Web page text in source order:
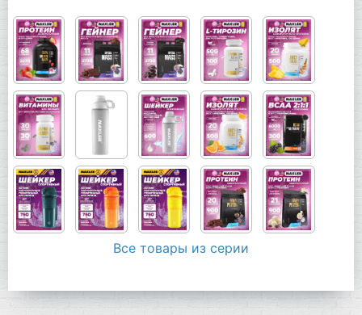
Все товары из серии